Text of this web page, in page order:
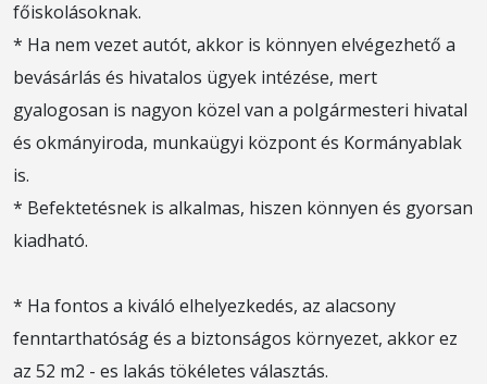
főiskolásoknak.
* Ha nem vezet autót, akkor is könnyen elvégezhető a
bevásárlás és hivatalos ügyek intézése, mert
gyalogosan is nagyon közel van a polgármesteri hivatal
és okmányiroda, munkaügyi központ és Kormányablak
is.
* Befektetésnek is alkalmas, hiszen könnyen és gyorsan
kiadható.
* Ha fontos a kiváló elhelyezkedés, az alacsony
fenntarthatóság és a biztonságos környezet, akkor ez
az 52 m2 - es lakás tökéletes választás.